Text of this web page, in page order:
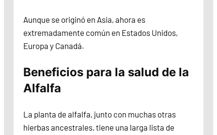
Aunque se originó en Asia, ahora es
extremadamente común en Estados Unidos,
Europa y Canadá.
Beneficios para la salud de la
Alfalfa
La planta de alfalfa, junto con muchas otras
hierbas ancestrales, tiene una larga lista de